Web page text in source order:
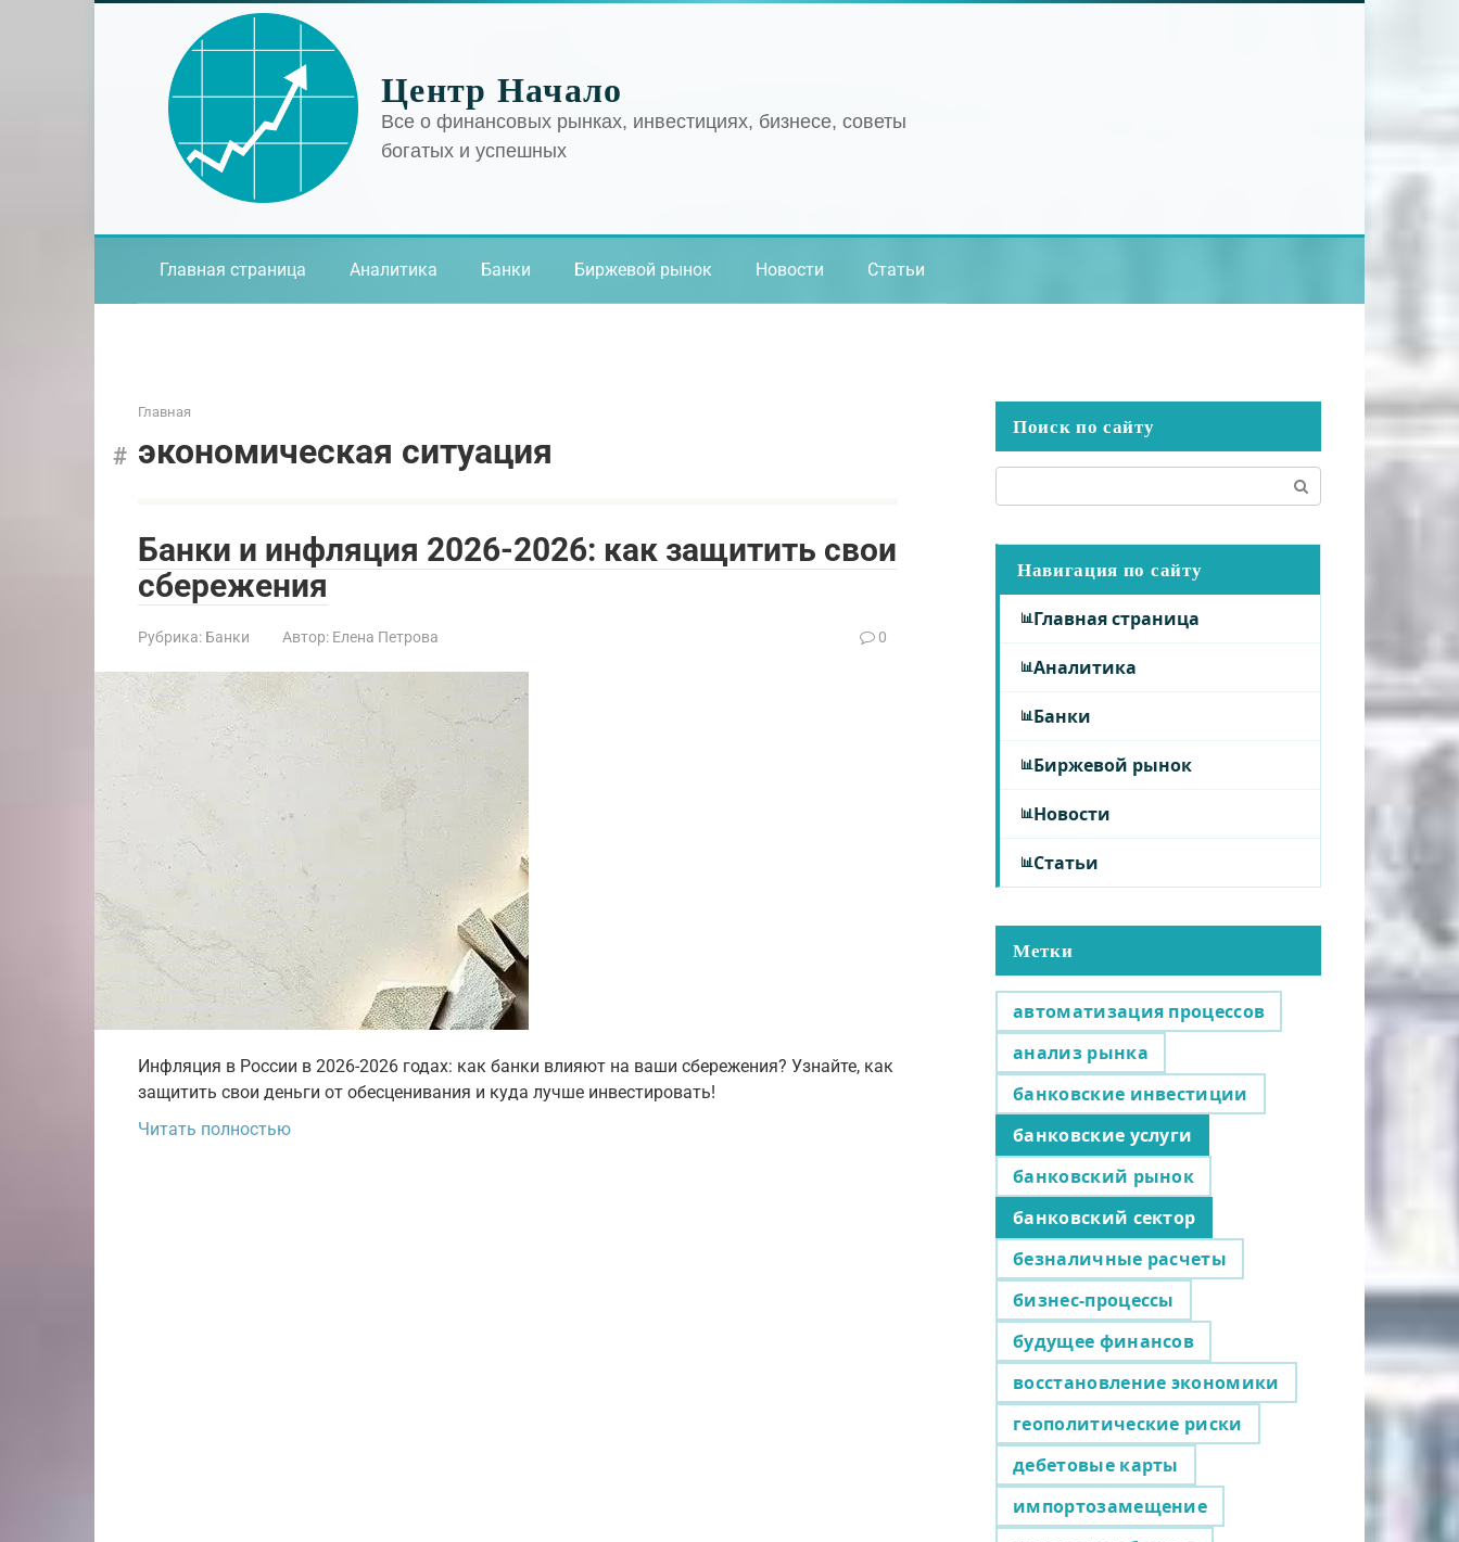
Центр Начало
Все о финансовых рынках, инвестициях, бизнесе, советы
богатых и успешных
Главная страница Аналитика Банки Биржевой рынок Новости Статьи
Главная
экономическая ситуация
Банки и инфляция 2026-2026: как защитить свои
сбережения
Рубрика: Банки Автор: Елена Петрова 0
Инфляция в России в 2026-2026 годах: как банки влияют на ваши сбережения? Узнайте, как
защитить свои деньги от обесценивания и куда лучше инвестировать!
Читать полностью
Поиск по сайту
Навигация по сайту
Главная страница
Аналитика
Банки
Биржевой рынок
Новости
Статьи
Метки
автоматизация процессов
анализ рынка
банковские инвестиции
банковские услуги
банковский рынок
банковский сектор
безналичные расчеты
бизнес-процессы
будущее финансов
восстановление экономики
геополитические риски
дебетовые карты
импортозамещение